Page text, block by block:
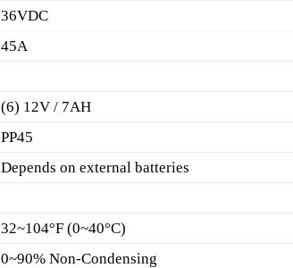
36VDC
45A
(6) 12V / 7AH
PP45
Depends on external batteries
32~104°F (0~40°C)
0~90% Non-Condensing